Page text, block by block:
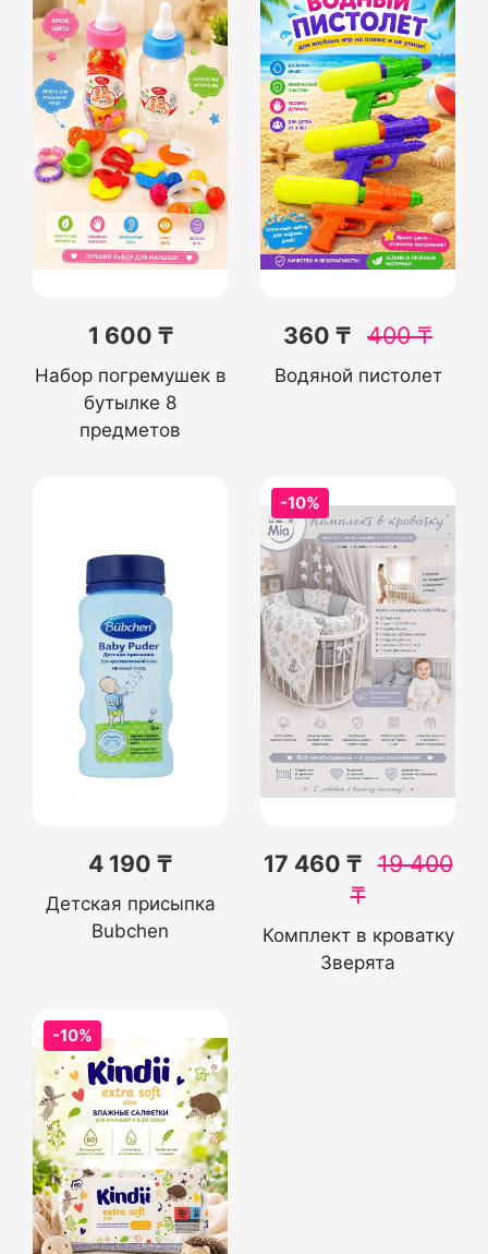
1 600 ₸
Набор погремушек в
бутылке 8
предметов
360 ₸ 400₸
Водяной пистолет
4 190 ₸
Детская присыпка
Bubchen
-10%
17 460 ₸ 19 400
₸
Комплект в кроватку
Зверята
-10%